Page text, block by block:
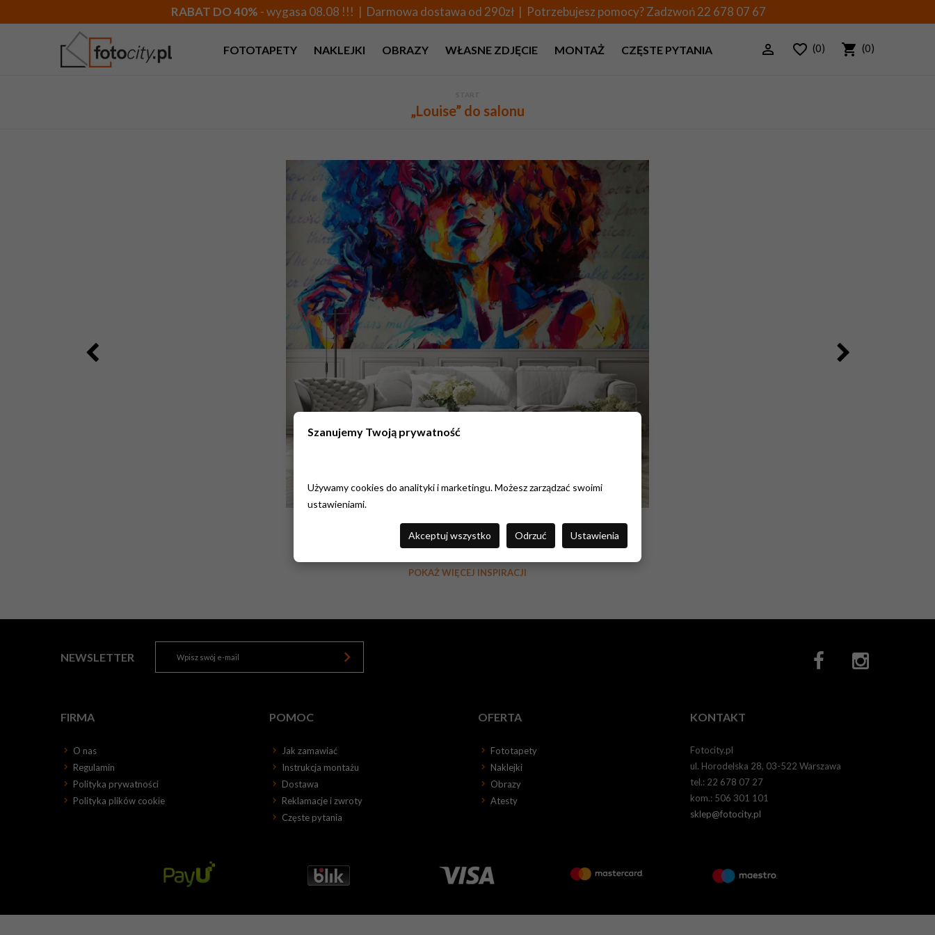
RABAT DO 40% - wygasa 08.08 !!! | Darmowa dostawa od 290zł | Potrzebujesz pomocy? Zadzwoń22 678 07 67
FOTOTAPETY NAKLEJKI OBRAZY WŁASNE ZDJĘCIE MONTAŻ CZĘSTE PYTANIA (0) (0)
„Louise” do salonu
Chcesz taki produkt? KLIKNIJ I ZAMÓW!
POKAŻ WIĘCEJ INSPIRACJI
NEWSLETTER
FIRMA
O nas
Regulamin
Polityka prywatności
Polityka plików cookie
POMOC
Jak zamawiać
Instrukcja montażu
Dostawa
Reklamacje i zwroty
Częste pytania
OFERTA
Fototapety
Naklejki
Obrazy
Atesty
KONTAKT
Fotocity.pl
ul. Horodelska 28, 03-522 Warszawa
tel.: 22 678 07 27
kom.: 506 301 101
sklep@fotocity.pl
Szanujemy Twoją prywatność
Używamy cookies do analityki i marketingu. Możesz zarządzać swoimi
ustawieniami.
Akceptuj wszystko Odrzuć Ustawienia